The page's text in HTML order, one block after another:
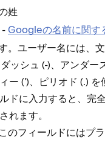
姓
- Googleの名前に関す
。ユ⁠ーザ⁠ー名には⁠、
ッシ⁠ュ (⁠-⁠)⁠、アンダ⁠ー
ー (⁠⁠'⁠⁠)⁠、ピリオド (⁠⁠.⁠) を
ドに入力すると⁠、完
れます⁠。
のフ⁠ィ⁠ールドにはプ